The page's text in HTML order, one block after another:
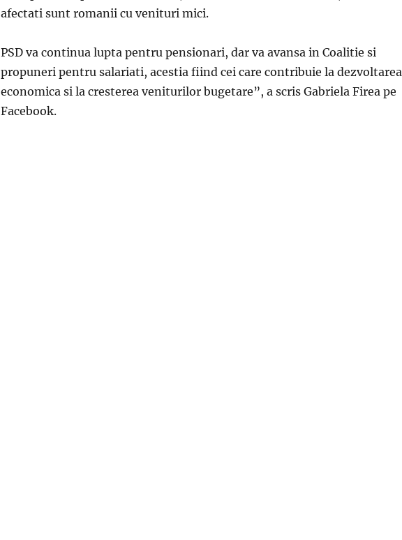
afectati sunt romanii cu venituri mici.
PSD va continua lupta pentru pensionari, dar va avansa in Coalitie si
propuneri pentru salariati, acestia fiind cei care contribuie la dezvoltarea
economica si la cresterea veniturilor bugetare”, a scris Gabriela Firea pe
Facebook.